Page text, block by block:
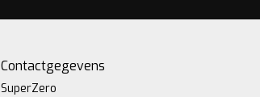
Contactgegevens
SuperZero